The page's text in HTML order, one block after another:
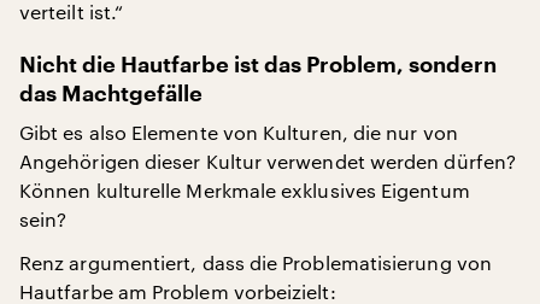
verteilt ist.“
Nicht die Hautfarbe ist das Problem, sondern
das Machtgefälle
Gibt es also Elemente von Kulturen, die nur von
Angehörigen dieser Kultur verwendet werden dürfen?
Können kulturelle Merkmale exklusives Eigentum
sein?
Renz argumentiert, dass die Problematisierung von
Hautfarbe am Problem vorbeizielt: